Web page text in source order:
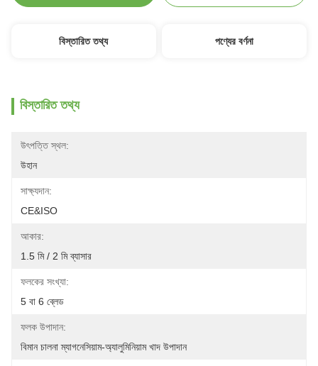
বিস্তারিত তথ্য পণ্যের বর্ণনা
বিস্তারিত তথ্য
উৎপত্তি স্থল:
উহান
সাক্ষ্যদান:
CE&ISO
আকার:
1.5 মি / 2 মি ব্যাসার
ফলকের সংখ্যা:
5 বা 6 ব্লেড
ফলক উপাদান:
বিমান চালনা ম্যাগনেসিয়াম-অ্যালুমিনিয়াম খাদ উপাদান